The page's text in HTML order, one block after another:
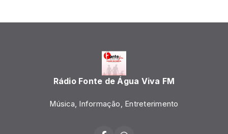
Rádio Fonte de Água Viva FM
Música, Informação, Entreterimento